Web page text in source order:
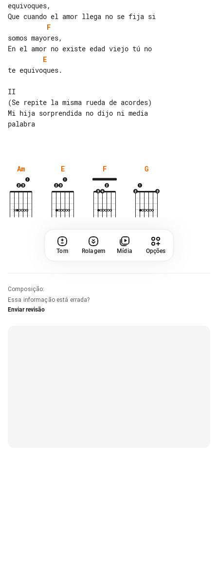
equivoques,
F
somos mayores,
E
te equivoques.
II
(Se repite la misma rueda de acordes)
Mi hija sorprendida no dijo ni media
palabra
Am E F G
Tom Rolagem Mídia Opções
Composição:
Essa informação está errada?
Enviar revisão